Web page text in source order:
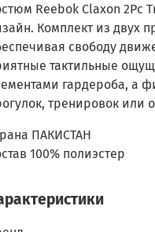
Reebok Claxon 2Pc
Комплект из двух
свободу
тактильные
гардероба, а
тренировок или
ПАКИСТАН
100% полиэстер